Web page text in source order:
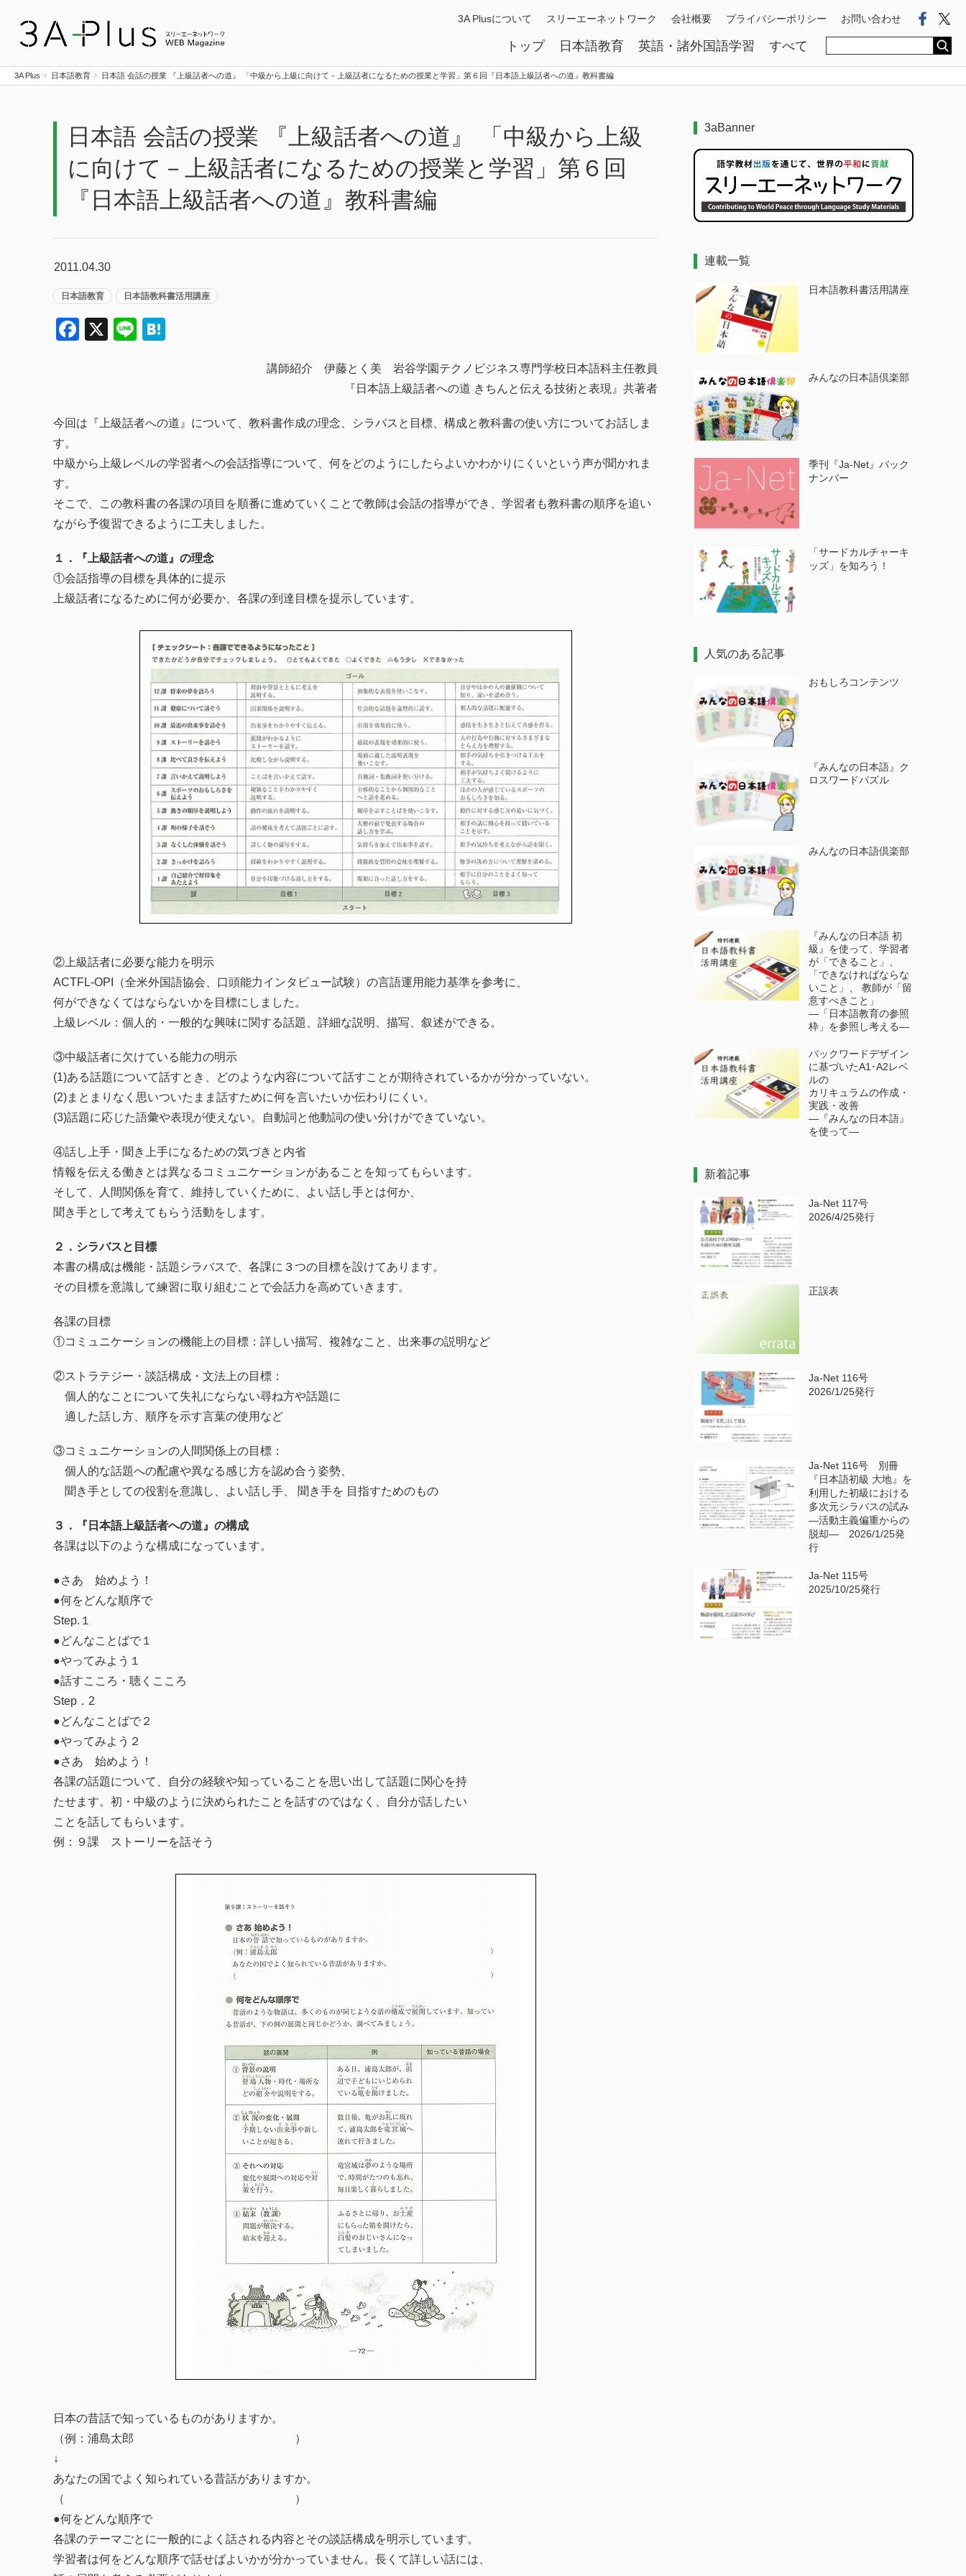
トップ 日本語教育 英語・諸外国語学習 すべて
3A Plusについて スリーエーネットワーク 会社概要 プライバシーポリシー お問い合わせ
3A Plus 日本語教育 日本語 会話の授業 『上級話者への道』 「中級から上級に向けて－上級話者になるための授業と学習」第６回『日本語上級話者への道』教科書編
日本語 会話の授業 『上級話者への道』 「中級から上級
に向けて－上級話者になるための授業と学習」第６回
『日本語上級話者への道』教科書編
2011.04.30
日本語教育 日本語教科書活用講座
Facebook
X Line
講師紹介 伊藤とく美 岩谷学園テクノビジネス専門学校日本語科主任教員
『日本語上級話者への道 きちんと伝える技術と表現』共著者
今回は『上級話者への道』について、教科書作成の理念、シラバスと目標、構成と教科書の使い方についてお話しま
す。
中級から上級レベルの学習者への会話指導について、何をどのようにしたらよいかわかりにくいという声が聞かれま
す。
そこで、この教科書の各課の項目を順番に進めていくことで教師は会話の指導ができ、学習者も教科書の順序を追い
ながら予復習できるように工夫しました。
１．『上級話者への道』の理念
①会話指導の目標を具体的に提示
上級話者になるために何が必要か、各課の到達目標を提示しています。
②上級話者に必要な能力を明示
ACTFL-OPI（全米外国語協会、口頭能力インタビュー試験）の言語運用能力基準を参考に、
何ができなくてはならないかを目標にしました。
上級レベル：個人的・一般的な興味に関する話題、詳細な説明、描写、叙述ができる。
③中級話者に欠けている能力の明示
(1)ある話題について話すとき、どのような内容について話すことが期待されているかが分かっていない。
(2)まとまりなく思いついたまま話すために何を言いたいか伝わりにくい。
(3)話題に応じた語彙や表現が使えない。自動詞と他動詞の使い分けができていない。
④話し上手・聞き上手になるための気づきと内省
情報を伝える働きとは異なるコミュニケーションがあることを知ってもらいます。
そして、人間関係を育て、維持していくために、よい話し手とは何か、
聞き手として考えてもらう活動をします。
２．シラバスと目標
本書の構成は機能・話題シラバスで、各課に３つの目標を設けてあります。
その目標を意識して練習に取り組むことで会話力を高めていきます。
各課の目標
①コミュニケーションの機能上の目標：詳しい描写、複雑なこと、出来事の説明など
②ストラテジー・談話構成・文法上の目標：
個人的なことについて失礼にならない尋ね方や話題に
適した話し方、順序を示す言葉の使用など
③コミュニケーションの人間関係上の目標：
個人的な話題への配慮や異なる感じ方を認め合う姿勢、
聞き手としての役割を意識し、よい話し手、 聞き手を 目指すためのもの
３．『日本語上級話者への道』の構成
各課は以下のような構成になっています。
●さあ 始めよう！
●何をどんな順序で
Step.１
●どんなことばで１
●やってみよう１
●話すこころ・聴くこころ
Step．2
●どんなことばで２
●やってみよう２
●さあ 始めよう！
各課の話題について、自分の経験や知っていることを思い出して話題に関心を持
たせます。初・中級のように決められたことを話すのではなく、自分が話したい
ことを話してもらいます。
例：９課 ストーリーを話そう
日本の昔話で知っているものがありますか。
（例：浦島太郎 ）
↓
あなたの国でよく知られている昔話がありますか。
（ ）
●何をどんな順序で
各課のテーマごとに一般的によく話される内容とその談話構成を明示しています。
学習者は何をどんな順序で話せばよいかが分かっていません。長くて詳しい話には、
3aBanner
連載一覧
日本語教科書活用講座
みんなの日本語倶楽部
季刊『Ja-Net』バック
ナンバー
「サードカルチャーキ
ッズ」を知ろう！
人気のある記事
おもしろコンテンツ
『みんなの日本語』ク
ロスワードパズル
みんなの日本語倶楽部
『みんなの日本語 初
級』を使って、学習者
が「できること」、
「できなければならな
いこと」、 教師が「留
意すべきこと」
―「日本語教育の参照
枠」を参照し考える―
バックワードデザイン
に基づいたA1･A2レベ
ルの
カリキュラムの作成・
実践・改善
―『みんなの日本語』
を使って―
新着記事
Ja-Net 117号
2026/4/25発行
正誤表
Ja-Net 116号
2026/1/25発行
Ja-Net 116号 別冊
『日本語初級 大地』を
利用した初級における
多次元シラバスの試み
—活動主義偏重からの
脱却— 2026/1/25発
行
Ja-Net 115号
2025/10/25発行